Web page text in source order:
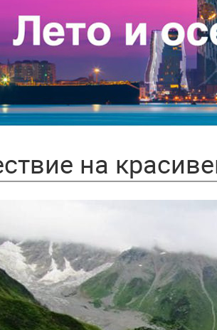
на